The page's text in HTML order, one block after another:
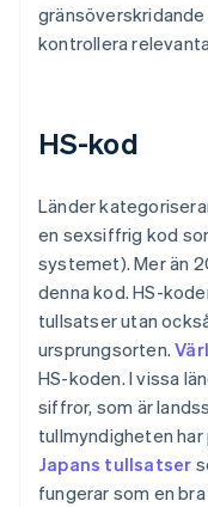
kontrollera
HS-kod
Länder
en sexsiffrig kod
systemet). Mer än
denna kod. HS-
tullsatser utan
ursprungsorten.
HS-koden. I vissa
siffror, som är
tullmyndigheten
Japans tullsatser
fungerar som en